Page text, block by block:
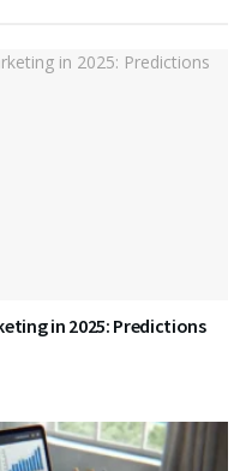
in 2025: Predictions